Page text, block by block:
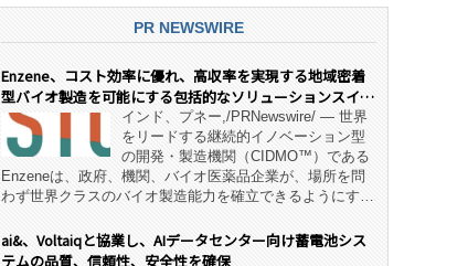
PR NEWSWIRE
Enzene、コスト効率に優れ、高収率を実現する地域密着
型バイオ製造を可能にする包括的なソリューションスイー
ト「NeX™」 をリリースインド、プネー,/PRNewswire/ — 世界
をリードする継続的イノベーション型
の開発・製造機関（CIDMO™）である
Enzeneは、政府、機関、バイオ医薬品企業が、場所を問
わず世界クラスのバイオ製造能力を確立できるようにす
デル「NeX™」の立ち上げを発表しました。 同社の実績
あるEnzeneX® fully‑connected continuous
ai&、Voltaiqと協業し、AIデータセンター向け蓄電池シス
テムの品質、信頼性、安全性を確保